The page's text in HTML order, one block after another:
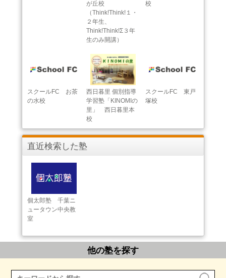
が丘校
（Think!Think!１・
２年生、
Think!Think!Σ３年
生のみ開講）
校
スクールFC お茶
の水校
西日暮里 個別指導
学習塾「KINOMIの
里」 西日暮里本
校
スクールFC 東戸
塚校
直近検索した塾
個太郎塾 千葉ニ
ュータウン中央教
室
他の塾を探す